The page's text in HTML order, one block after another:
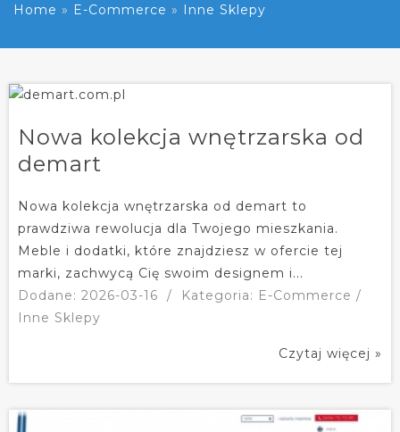
Home » E-Commerce » Inne Sklepy
Nowa kolekcja wnętrzarska od
demart
Nowa kolekcja wnętrzarska od demart to
prawdziwa rewolucja dla Twojego mieszkania.
Meble i dodatki, które znajdziesz w ofercie tej
marki, zachwycą Cię swoim designem i...
Dodane: 2026-03-16
/
Kategoria: E-Commerce /
Inne Sklepy
Czytaj więcej »